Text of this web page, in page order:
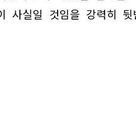
사실일 것임을 강력히 뒷